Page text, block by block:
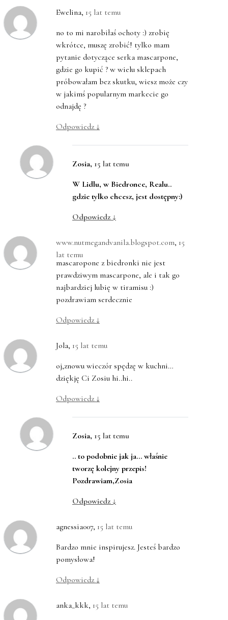
Ewelina, 15 lat temu
no to mi narobiłaś ochoty :) zrobię
wkrótce, muszę zrobić! tylko mam
pytanie dotyczące serka mascarpone,
gdzie go kupić ? w wielu sklepach
próbowałam bez skutku, wiesz może czy
w jakimś popularnym markecie go
odnajdę ?
Odpowiedz ↓
Zosia, 15 lat temu
W Lidlu, w Biedronce, Realu..
gdzie tylko chcesz, jest dostępny:)
Odpowiedz ↓
www.nutmegandvanila.blogspot.com, 15
lat temu
mascaropone z biedronki nie jest
prawdziwym mascarpone, ale i tak go
najbardziej lubię w tiramisu :)
pozdrawiam serdecznie
Odpowiedz ↓
Jola, 15 lat temu
oj,znowu wieczór spędzę w kuchni…
dziękję Ci Zosiu hi..hi..
Odpowiedz ↓
Zosia, 15 lat temu
.. to podobnie jak ja… właśnie
tworzę kolejny przepis!
Pozdrawiam,Zosia
Odpowiedz ↓
agnessia007, 15 lat temu
Bardzo mnie inspirujesz. Jesteś bardzo
pomysłowa!
Odpowiedz ↓
anka_kkk, 15 lat temu